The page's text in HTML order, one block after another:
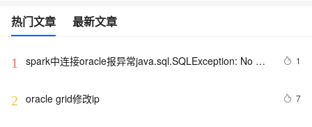
热门文章 最新文章
1
spark中连接oracle报异常java.sql.SQLException: No
1
2 oracle grid修改ip 7